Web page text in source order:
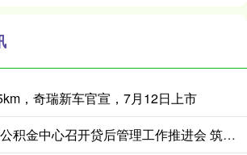
，奇瑞新车官宣，7月12日上市
港陆证券 孝感住房公积金中心召开贷后管理工作推进会 筑牢资金安全防线